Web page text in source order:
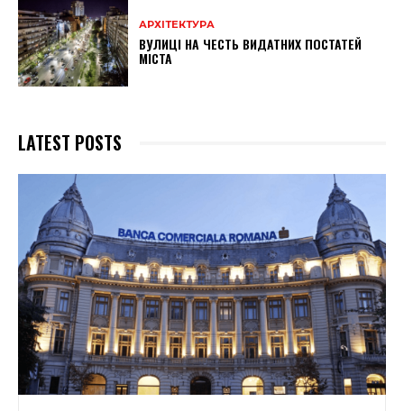
АРХІТЕКТУРА
ВУЛИЦІ НА ЧЕСТЬ ВИДАТНИХ ПОСТАТЕЙ
МІСТА
LATEST POSTS